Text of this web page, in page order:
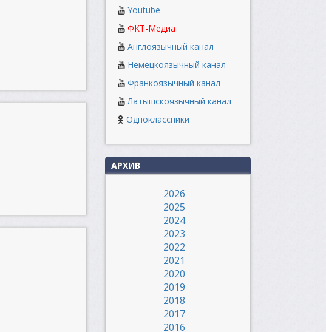
Youtube
ФКТ-Медиа
Англоязычный канал
Немецкоязычный канал
Франкоязычный канал
Латышскоязычный канал
Одноклассники
АРХИВ
2026
2025
2024
2023
2022
2021
2020
2019
2018
2017
2016